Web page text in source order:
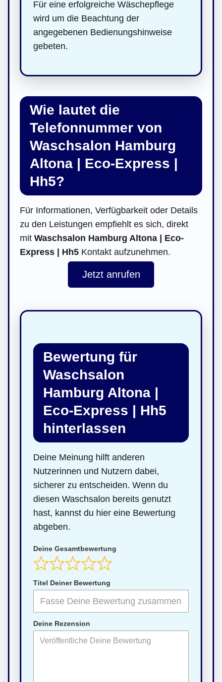
Für eine erfolgreiche Wäschepflege
wird um die Beachtung der
angegebenen Bedienungshinweise
gebeten.
Wie lautet die
Telefonnummer von
Waschsalon Hamburg
Altona | Eco-Express |
Hh5?
Für Informationen, Verfügbarkeit oder Details
zu den Leistungen empfiehlt es sich, direkt
mit Waschsalon Hamburg Altona | Eco-
Express | Hh5 Kontakt aufzunehmen.
Jetzt anrufen
Bewertung für
Waschsalon
Hamburg Altona |
Eco-Express | Hh5
hinterlassen
Deine Meinung hilft anderen
Nutzerinnen und Nutzern dabei,
sicherer zu entscheiden. Wenn du
diesen Waschsalon bereits genutzt
hast, kannst du hier eine Bewertung
abgeben.
Deine Gesamtbewertung
Titel Deiner Bewertung
Deine Rezension